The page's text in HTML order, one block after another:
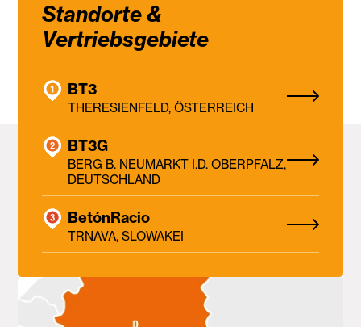
Standorte &
Vertriebsgebiete
BT3
THERESIENFELD, ÖSTERREICH
BT3G
BERG B. NEUMARKT I.D. OBERPFALZ,
DEUTSCHLAND
BetónRacio
TRNAVA, SLOWAKEI